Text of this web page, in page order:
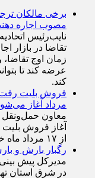
برخی مالکان
مصوب اجاره
نایب‌رئیس
تقاضا در بازار
زمان اوج تقاضا،
عرضه کند تا
کند.
مرداد آغاز
معاون حمل‌ونقل
آغاز فروش
از ۱۷ مرداد ماه خبر داد.
رگبار بارش و
مدیرکل پیش
در شرق استان